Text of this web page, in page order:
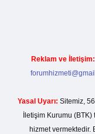
Reklam ve İletişim:
Yasal Uyarı: Sitemiz,
İletişim Kurumu (BTK)
hizmet